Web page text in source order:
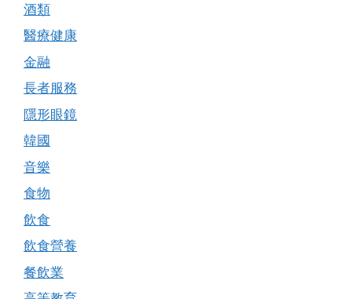
酒類
醫療健康
金融
長者服務
隱形眼鏡
韓國
音樂
食物
飲食
飲食營養
餐飲業